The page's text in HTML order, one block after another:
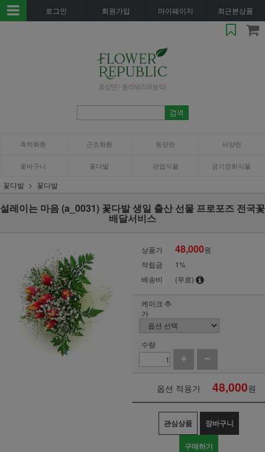
로그인 회원가입 마이페이지 최근본상품
축하화환 근조화환 동양란 서양란
꽃바구니 꽃다발 관엽식물 공기정화식물
꽃다발 꽃다발
설레이는 마음 (a_0031) 꽃다발 생일 출산 선물 프로포즈 전국꽃
배달서비스
상품가 48,000원
적립금
1%
배송비
(무료)
케이크 추
가
수량
옵션 적용가 48,000원
관심상품 장바구니
구매하기